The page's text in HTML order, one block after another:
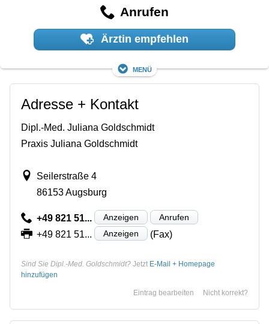
Anrufen
Ärztin empfehlen
Menü
Adresse + Kontakt
Dipl.-Med. Juliana Goldschmidt
Praxis Juliana Goldschmidt
Seilerstraße 4
86153 Augsburg
+49 821 51... Anzeigen Anrufen
+49 821 51... Anzeigen (Fax)
Sind Sie Dipl.-Med. Goldschmidt? Jetzt E-Mail + Homepage
hinzufügen
Nicht korrekt?
Eintrag bearbeiten